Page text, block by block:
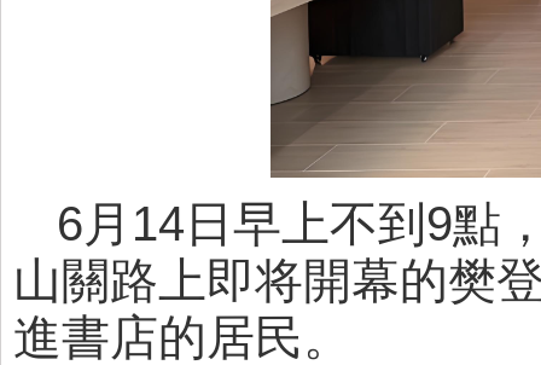
6月14日早上不到9點
山關路上即将開幕的樊
進書店的居民。